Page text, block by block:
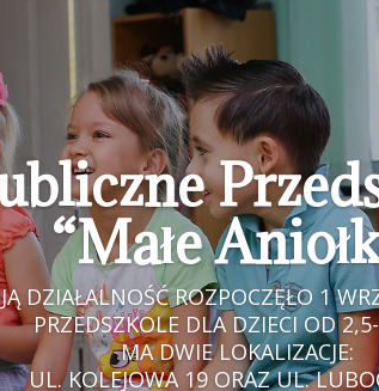
“Małe
DZIAŁALNOŚĆ ROZPOCZĘŁO 1
PRZEDSZKOLE DLA DZIECI OD
MA DWIE LOKALIZACJE:
UL. KOLEJOWA 19 ORAZ UL.